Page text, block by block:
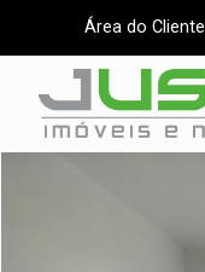
Área do Cliente